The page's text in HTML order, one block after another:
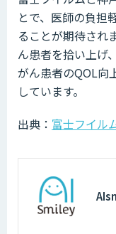
とで、医師の負担
ることが期待され
ん患者を拾い上げ
がん患者のQOL向
しています。
出典： 富士フイル